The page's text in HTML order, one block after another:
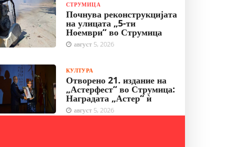
СТРУМИЦА
Почнува реконструкцијата
на улицата „5-ти
Ноември“ во Струмица
август 5, 2026
КУЛТУРА
Отворено 21. издание на
„Астерфест“ во Струмица:
Наградата „Астер“ ѝ
август 5, 2026